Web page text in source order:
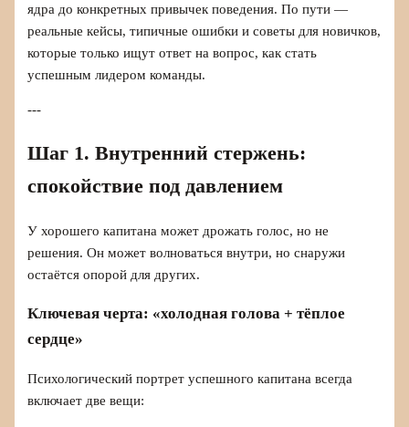
ядра до конкретных привычек поведения. По пути —
реальные кейсы, типичные ошибки и советы для новичков,
которые только ищут ответ на вопрос, как стать
успешным лидером команды.
---
Шаг 1. Внутренний стержень:
спокойствие под давлением
У хорошего капитана может дрожать голос, но не
решения. Он может волноваться внутри, но снаружи
остаётся опорой для других.
Ключевая черта: «холодная голова + тёплое
сердце»
Психологический портрет успешного капитана всегда
включает две вещи: